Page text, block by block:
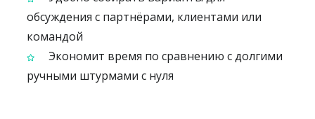
обсуждения с партнёрами, клиентами или
командой
Экономит время по сравнению с долгими
ручными штурмами с нуля